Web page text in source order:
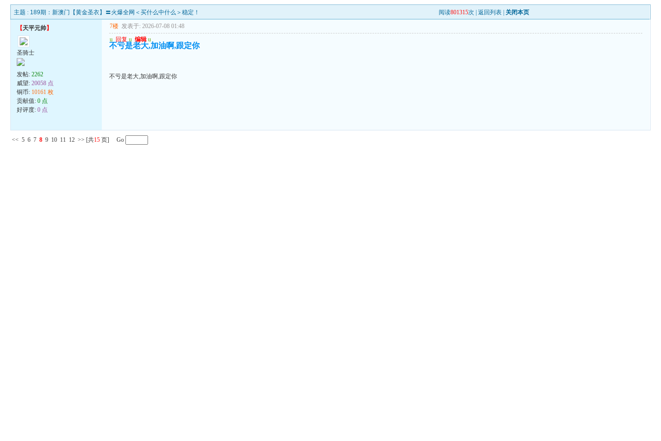
主题 : 189期：新澳门【黄金圣衣】〓火爆全网＜买什么中什么＞稳定！ 阅读801315次 |返回列表 关闭本页
【天平元帅】
圣骑士
发帖:2262
威望:20058 点
铜币: 10161 枚
贡献值:0 点
好评度:0 点
7楼 发表于: 2026-07-08 01:48
u 回复 u 编辑 u
不亏是老大,加油啊,跟定你
不亏是老大,加油啊,跟定你
<< 5 6 7 8 9 10 11 12 >> [共15 页] Go